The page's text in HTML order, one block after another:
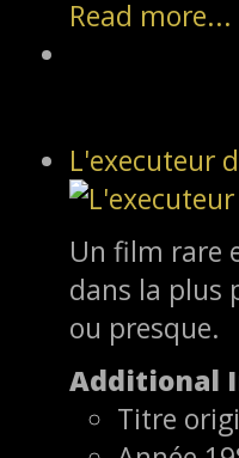
Read more...
L'executeur
Un film rare
dans la plus
ou presque.
Additional
Titre